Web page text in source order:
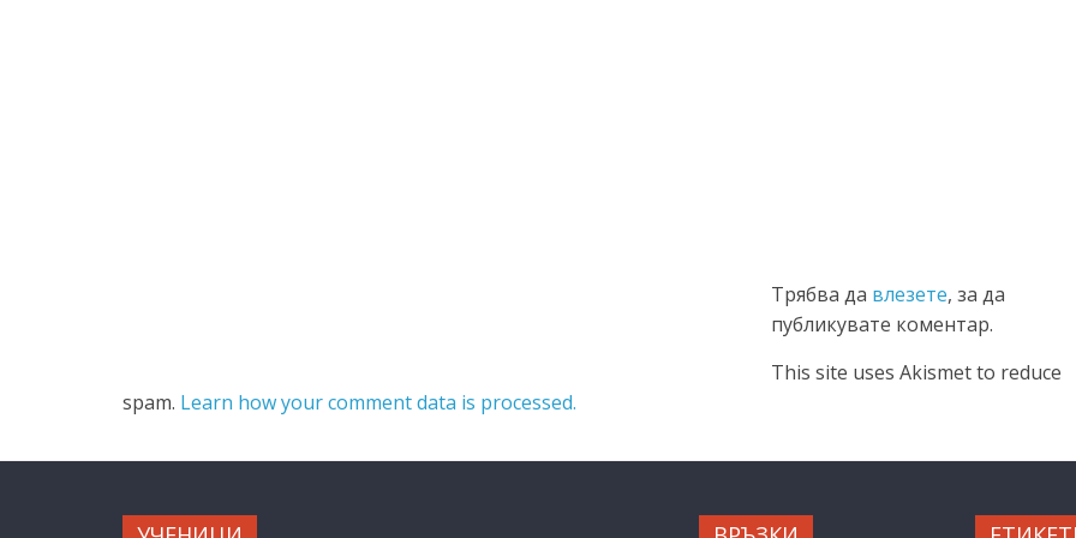
Трябва да влезете, за да
публикувате коментар.
This site uses Akismet to reduce
spam. Learn how your comment data is processed.